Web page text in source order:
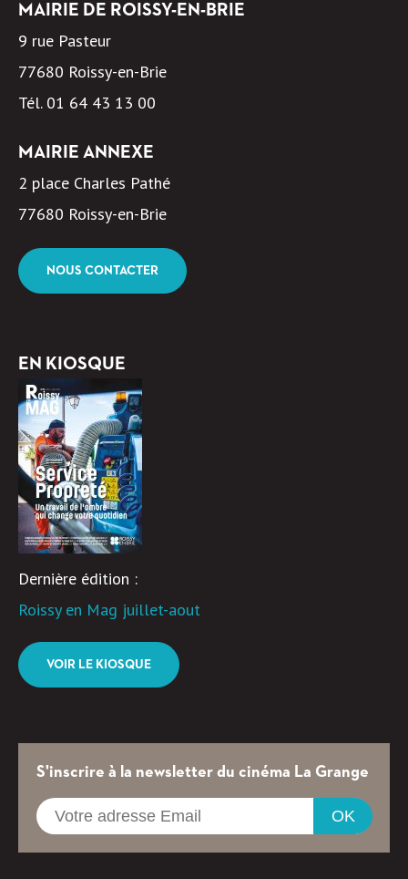
MAIRIE DE ROISSY-EN-BRIE
9 rue Pasteur
77680 Roissy-en-Brie
Tél. 01 64 43 13 00
MAIRIE ANNEXE
2 place Charles Pathé
77680 Roissy-en-Brie
NOUS CONTACTER
EN KIOSQUE
Dernière édition :
Roissy en Mag juillet-aout
VOIR LE KIOSQUE
S'inscrire à la newsletter du cinéma La Grange
OK